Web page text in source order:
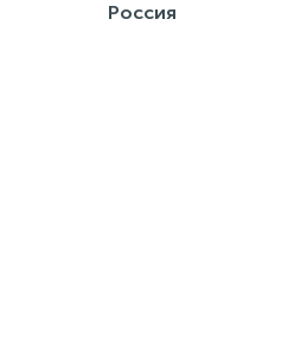
Россия